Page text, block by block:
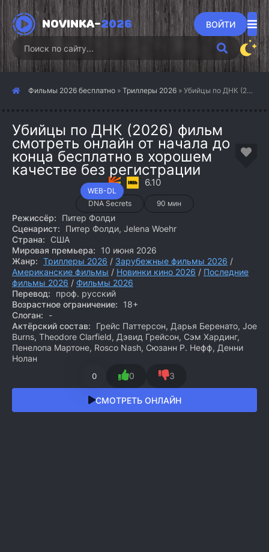
NOVINKA-2026 ВОЙТИ
Фильмы 2026 бесплатно » Триллеры 2026 » Убийцы по ДНК (2026)
Убийцы по ДНК (2026) фильм
смотреть онлайн от начала до
конца бесплатно в хорошем
качестве без регистрации
WEB-DL
6.10
DNA Secrets 90 мин
Режиссёр:
Питер Фолди
Сценарист:
Питер Фолди, Jelena Woehr
Страна:
США
Мировая премьера:
10 июня 2026
Жанр: Триллеры 2026 / Зарубежные фильмы 2026 /
Американские фильмы / Новинки кино 2026 / Последние
фильмы 2026 / Фильмы 2026
Перевод:
проф. русский
Возрастное ограничение:
18+
Слоган:
-
Актёрский состав:
Грейс Паттерсон, Дарья Беренато, Joe
Burns, Theodore Clarfield, Дэвид Грейсон, Сэм Хардинг,
Пенелопа Мартоне, Rosco Nash, Сюзанн Р. Нефф, Денни
Нолан
0 0 3
СМОТРЕТЬ ОНЛАЙН